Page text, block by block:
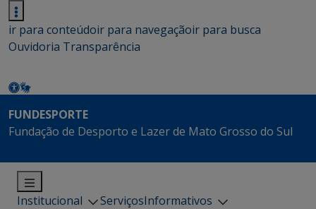
ir para conteúdoir para navegaçãoir para busca
Ouvidoria Transparência
FUNDESPORTE
Fundação de Desporto e Lazer de Mato Grosso do Sul
Institucional ServiçosInformativos